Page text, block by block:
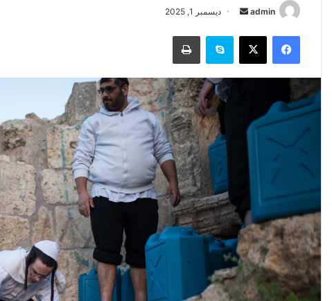
admin
أرسل
إلكترونيا
ديسمبر 1, 2025
فيسبوك ‫X سكايب طباعة